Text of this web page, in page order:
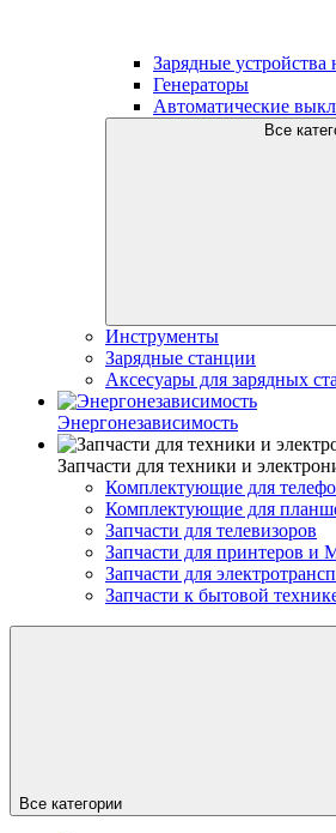
Зарядные устройства
Генераторы
Автоматические
Все
Инструменты
Зарядные станции
Аксесуары для зарядных
Энергонезависимость
Запчасти для техники и
Комплектующие для
Комплектующие для
Запчасти для телевизоров
Запчасти для принтеров
Запчасти для
Запчасти к бытовой
Все категории